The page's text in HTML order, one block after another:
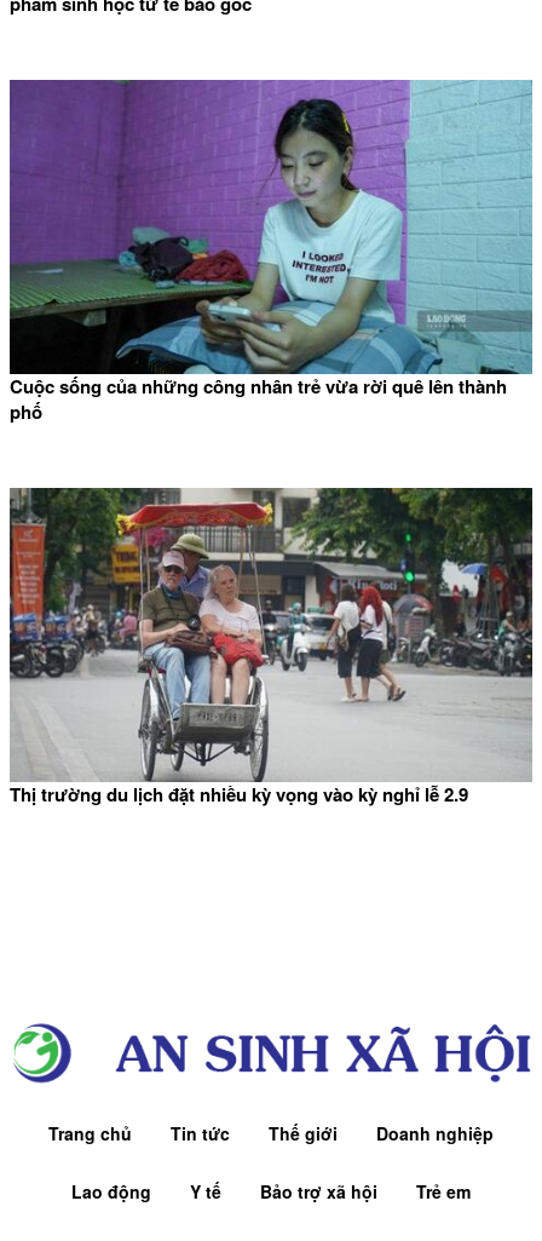
Cuộc sống của những công nhân trẻ vừa rời quê lên thành
phố
Thị trường du lịch đặt nhiều kỳ vọng vào kỳ nghỉ lễ 2.9
Trang chủ Tin tức Thế giới Doanh nghiệp
Lao động Y tế Bảo trợ xã hội Trẻ em